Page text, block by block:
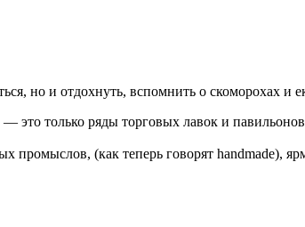
но и отдохнуть, вспомнить о скоморохах и
это только ряды торговых лавок и
(как теперь говорят handmade),